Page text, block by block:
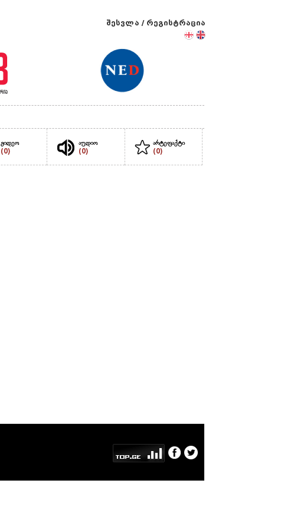
შესვლა / რეგისტრაცია
ვიდეო
(0)
აუდიო
(0)
არტეფაქტი
(0)